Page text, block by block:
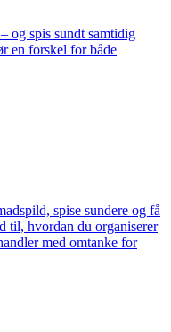
og spis sundt samtidig
en forskel for både
spise sundere og få
til, hvordan du organiserer
med omtanke for